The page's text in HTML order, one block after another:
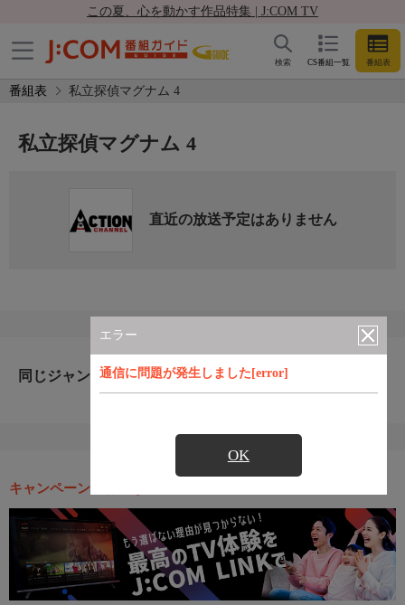
この夏、心を動かす作品特集 | J:COM TV
CS番組一覧 番組表
検索
番組表 私立探偵マグナム 4
エラー
通信に問題が発生しました[error]
OK
私立探偵マグナム 4
直近の放送予定はありません
同じジャンルのおすすめ番組
キャンペーン・お得な情報